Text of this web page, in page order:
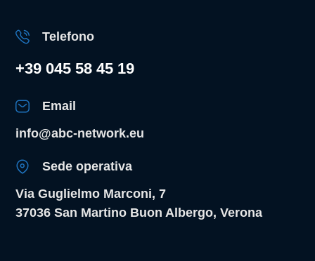
Telefono
+39 045 58 45 19
Email
info@abc-network.eu
Sede operativa
Via Guglielmo Marconi, 7
37036 San Martino Buon Albergo, Verona